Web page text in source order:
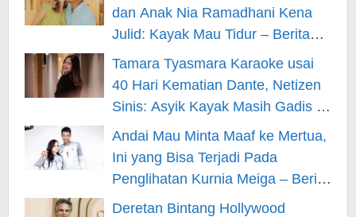
dan Anak Nia Ramadhani Kena
Julid: Kayak Mau Tidur – Berita
Hiburan
Tamara Tyasmara Karaoke usai
40 Hari Kematian Dante, Netizen
Sinis: Asyik Kayak Masih Gadis –
Berita Hiburan
Andai Mau Minta Maaf ke Mertua,
Ini yang Bisa Terjadi Pada
Penglihatan Kurnia Meiga – Berita
Hiburan
Deretan Bintang Hollywood